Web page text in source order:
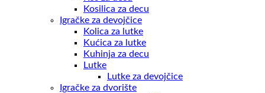
Kosilica za decu
Igračke za devojčice
Kolica za lutke
Kućica za lutke
Kuhinja za decu
Lutke
Lutke za devojčice
Igračke za dvorište